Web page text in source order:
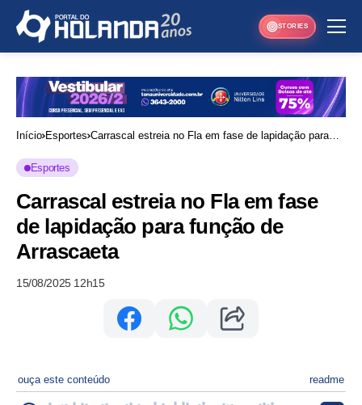
STORIES
Início Esportes Carrascal estreia no Fla em fase de lapidação para
Esportes
Carrascal estreia no Fla em fase
de lapidação para função de
Arrascaeta
15/08/2025 12h15
ouça este conteúdo readme